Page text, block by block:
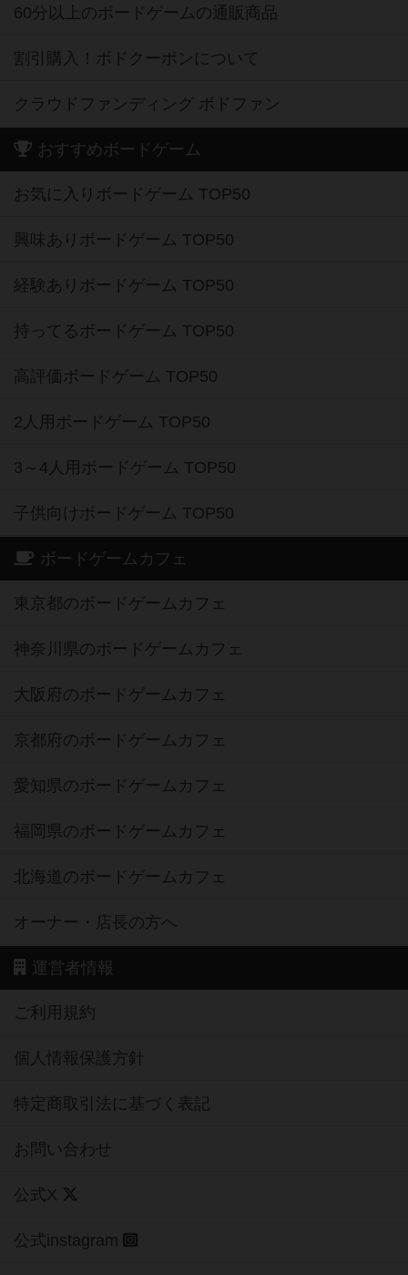
60分以上のボードゲームの通販商品
割引購入！ボドクーポンについて
クラウドファンディング ボドファン
おすすめボードゲーム
お気に入りボードゲーム TOP50
興味ありボードゲーム TOP50
経験ありボードゲーム TOP50
持ってるボードゲーム TOP50
高評価ボードゲーム TOP50
2人用ボードゲーム TOP50
3～4人用ボードゲーム TOP50
子供向けボードゲーム TOP50
ボードゲームカフェ
東京都のボードゲームカフェ
神奈川県のボードゲームカフェ
大阪府のボードゲームカフェ
京都府のボードゲームカフェ
愛知県のボードゲームカフェ
福岡県のボードゲームカフェ
北海道のボードゲームカフェ
オーナー・店長の方へ
運営者情報
ご利用規約
個人情報保護方針
特定商取引法に基づく表記
お問い合わせ
公式X
公式instagram